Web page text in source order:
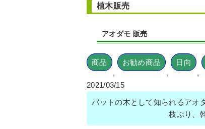
植木販売
アオダモ 販売
商品
,
お勧め商品
,
日向
,
2021/03/15
バットの木として知られるアオ
枝ぶり、